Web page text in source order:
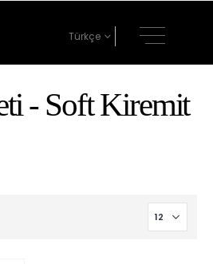
Türkçe
- Soft Kiremit